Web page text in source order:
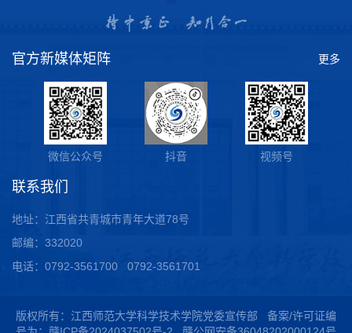
官方新媒体矩阵 更多
微信公众号 抖音 视频号
联系我们
地址：江西省共青城市青年大道78号
邮编：332020
电话：0792-3561700 0792-3561701
版权所有：江西师范大学科学技术学院党委宣传部 备案/许可证编